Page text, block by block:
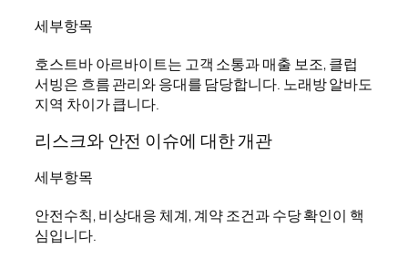
세부항목
호스트바 아르바이트는 고객 소통과 매출 보조, 클럽
서빙은 흐름 관리와 응대를 담당합니다. 노래방 알바도
지역 차이가 큽니다.
리스크와 안전 이슈에 대한 개관
세부항목
안전수칙, 비상대응 체계, 계약 조건과 수당 확인이 핵
심입니다.